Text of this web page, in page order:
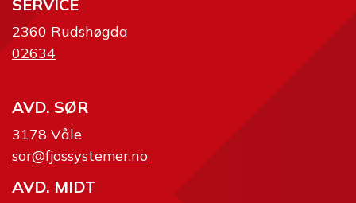
SERVICE
2360 Rudshøgda
02634
AVD. SØR
3178 Våle
sor@fjossystemer.no
AVD. MIDT